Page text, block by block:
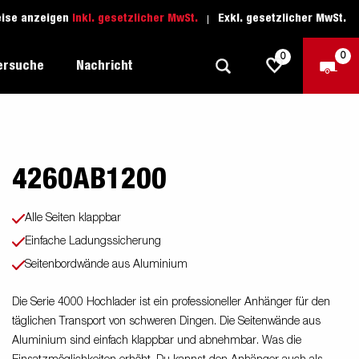
anzeigen Inkl. gesetzlicher MwSt. Exkl. gesetzlicher MwSt.
Freizeit-Anhänger
Anhänger für Autotransporte
Schwerlast-Anhänger
Wassersport-Anhänger
Fahrschule
1205 Limited Edition
Nachricht
0 0
4260AB1200
Alle Seiten klappbar
Einfache Ladungssicherung
Seitenbordwände aus Aluminium
Die Serie 4000 Hochlader ist ein professioneller Anhänger für den
täglichen Transport von schweren Dingen. Die Seitenwände aus
Aluminium sind einfach klappbar und abnehmbar. Was die